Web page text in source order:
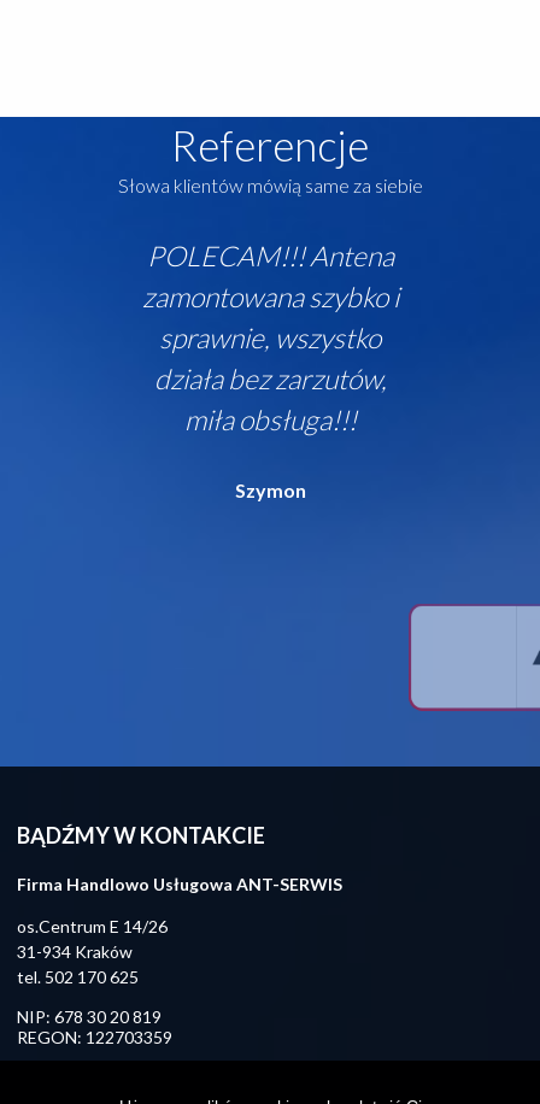
Referencje
Słowa klientów mówią same za siebie
POLECAM!!! Antena
zamontowana szybko i
sprawnie, wszystko
działa bez zarzutów,
miła obsługa!!!
Szymon
BĄDŹMY W KONTAKCIE
Firma Handlowo Usługowa ANT-SERWIS
os.Centrum E 14/26
31-934 Kraków
tel. 502 170 625
NIP: 678 30 20 819
REGON: 122703359